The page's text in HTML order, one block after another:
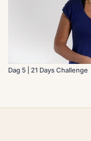
Dag 5 | 21 Days Challenge